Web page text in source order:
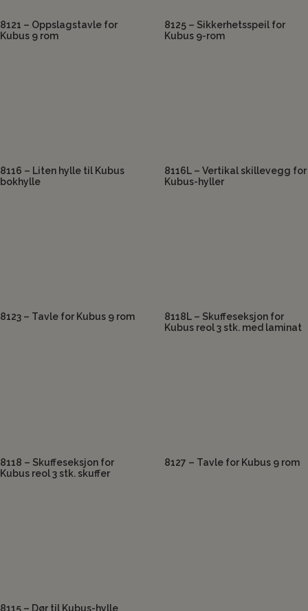
8121 – Oppslagstavle for
Kubus 9 rom
8125 – Sikkerhetsspeil for
Kubus 9-rom
8116 – Liten hylle til Kubus
bokhylle
8116L – Vertikal skillevegg for
Kubus-hyller
8123 – Tavle for Kubus 9 rom
8118L – Skuffeseksjon for
Kubus reol 3 stk. med laminat
8118 – Skuffeseksjon for
Kubus reol 3 stk. skuffer
8127 – Tavle for Kubus 9 rom
8115 – Dør til Kubus-hylle